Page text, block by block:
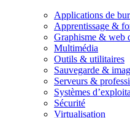
Applications de
Apprentissage &
Graphisme & web
Multimédia
Outils & utilitaires
Sauvegarde &
Serveurs &
Systèmes
Sécurité
Virtualisation